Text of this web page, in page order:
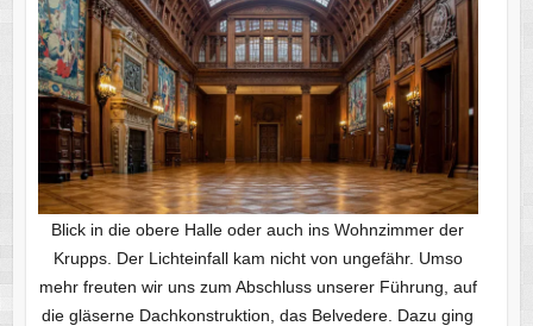
Blick in die obere Halle oder auch ins Wohnzimmer der
Krupps. Der Lichteinfall kam nicht von ungefähr. Umso
mehr freuten wir uns zum Abschluss unserer Führung, auf
die gläserne Dachkonstruktion, das Belvedere. Dazu ging